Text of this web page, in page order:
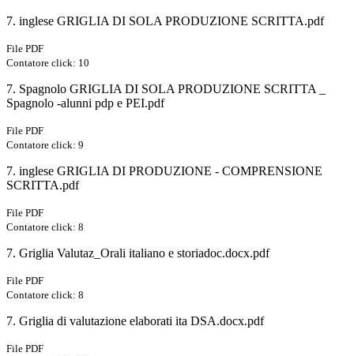
7. inglese GRIGLIA DI SOLA PRODUZIONE SCRITTA.pdf
File PDF
Contatore click: 10
7. Spagnolo GRIGLIA DI SOLA PRODUZIONE SCRITTA _
Spagnolo -alunni pdp e PEI.pdf
File PDF
Contatore click: 9
7. inglese GRIGLIA DI PRODUZIONE - COMPRENSIONE
SCRITTA.pdf
File PDF
Contatore click: 8
7. Griglia Valutaz_Orali italiano e storiadoc.docx.pdf
File PDF
Contatore click: 8
7. Griglia di valutazione elaborati ita DSA.docx.pdf
File PDF